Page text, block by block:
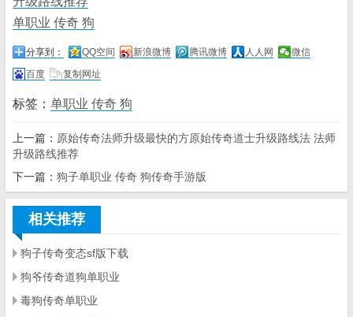
单职业 传奇 狗
分享到： QQ空间 新浪微博 腾讯微博 人人网
微信
百度
复制网址
标签： 单职业 传奇 狗
上一篇： 原始传奇法师升级最快的方原始传奇道士升级路线法 法师
升级路线推荐
下一篇： 狗子单职业 传奇 狗传奇手游版
相关推荐
狗子传奇变态sf版下载
狗爷传奇道狗单职业
毒狗传奇单职业